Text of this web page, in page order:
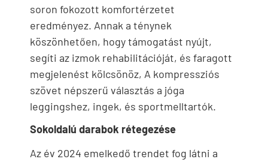
soron fokozott komfortérzetet
eredményez. Annak a ténynek
köszönhetően, hogy támogatást nyújt,
segíti az izmok rehabilitációját, és faragott
megjelenést kölcsönöz, A kompressziós
szövet népszerű választás a jóga
leggingshez, ingek, és sportmelltartók.
Sokoldalú darabok rétegezése
Az év 2024 emelkedő trendet fog látni a